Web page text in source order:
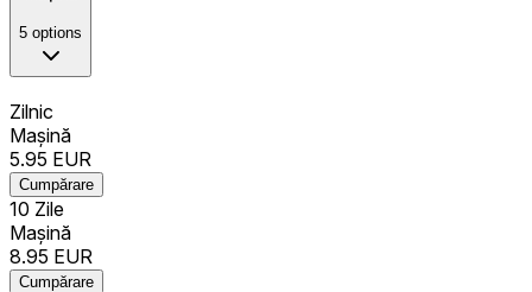
5 options
Zilnic
Mașină
5.95 EUR
Cumpărare
10 Zile
Mașină
8.95 EUR
Cumpărare